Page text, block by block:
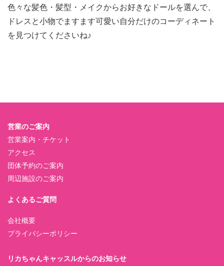
色々な髪色・髪型・メイクからお好きなドールを選んで、
ドレスと小物でますます可愛い自分だけのコーディネート
を見つけてくださいね♪
営業のご案内
営業案内・チケット
アクセス
団体予約のご案内
周辺施設のご案内
よくあるご質問
会社概要
プライバシーポリシー
リカちゃんキャッスルからのお知らせ